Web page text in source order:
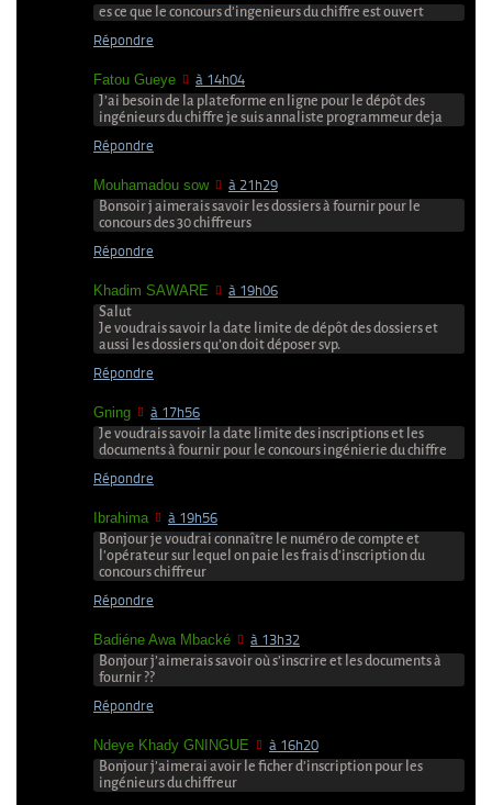
es ce que le concours d’ingenieurs du chiffre est ouvert
Répondre
Fatou Gueye à 14h04
J’ai besoin de la plateforme en ligne pour le dépôt des
ingénieurs du chiffre je suis annaliste programmeur deja
Répondre
Mouhamadou sow à 21h29
Bonsoir j aimerais savoir les dossiers à fournir pour le
concours des 30 chiffreurs
Répondre
Khadim SAWARE à 19h06
Salut
Je voudrais savoir la date limite de dépôt des dossiers et
aussi les dossiers qu’on doit déposer svp.
Répondre
Gning à 17h56
Je voudrais savoir la date limite des inscriptions et les
documents à fournir pour le concours ingénierie du chiffre
Répondre
Ibrahima à 19h56
Bonjour je voudrai connaître le numéro de compte et
l’opérateur sur lequel on paie les frais d’inscription du
concours chiffreur
Répondre
Badiéne Awa Mbacké à 13h32
Bonjour j’aimerais savoir où s’inscrire et les documents à
fournir ??
Répondre
Ndeye Khady GNINGUE à 16h20
Bonjour j’aimerai avoir le ficher d’inscription pour les
ingénieurs du chiffreur